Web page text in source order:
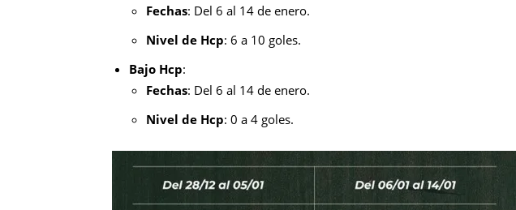
Fechas: Del 6 al 14 de enero.
Nivel de Hcp: 6 a 10 goles.
Bajo Hcp:
Fechas: Del 6 al 14 de enero.
Nivel de Hcp: 0 a 4 goles.